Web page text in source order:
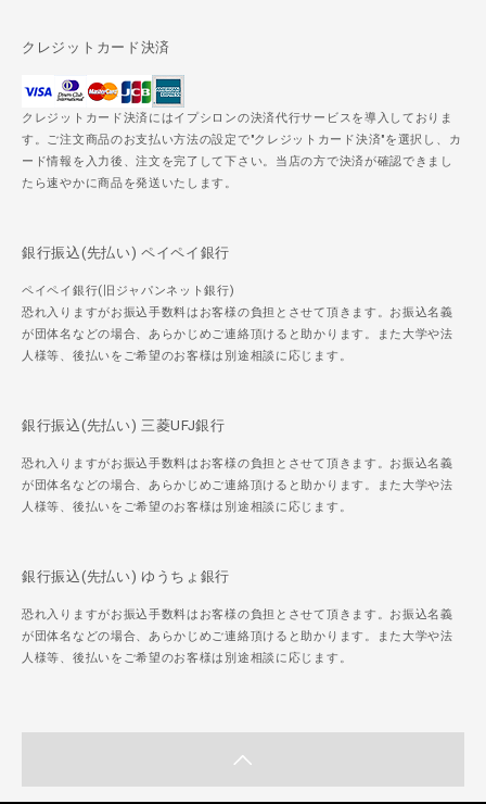
クレジットカード決済
クレジットカード決済にはイプシロンの決済代行サービスを導入しておりま
す。ご注文商品のお支払い方法の設定で"クレジットカード決済"を選択し、カ
ード情報を入力後、注文を完了して下さい。当店の方で決済が確認できまし
たら速やかに商品を発送いたします。
銀行振込(先払い) ペイペイ銀行
ペイペイ銀行(旧ジャパンネット銀行)
恐れ入りますがお振込手数料はお客様の負担とさせて頂きます。お振込名義
が団体名などの場合、あらかじめご連絡頂けると助かります。また大学や法
人様等、後払いをご希望のお客様は別途相談に応じます。
銀行振込(先払い) 三菱UFJ銀行
恐れ入りますがお振込手数料はお客様の負担とさせて頂きます。お振込名義
が団体名などの場合、あらかじめご連絡頂けると助かります。また大学や法
人様等、後払いをご希望のお客様は別途相談に応じます。
銀行振込(先払い) ゆうちょ銀行
恐れ入りますがお振込手数料はお客様の負担とさせて頂きます。お振込名義
が団体名などの場合、あらかじめご連絡頂けると助かります。また大学や法
人様等、後払いをご希望のお客様は別途相談に応じます。